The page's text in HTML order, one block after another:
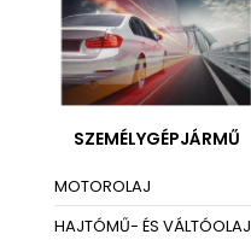
SZEMÉLYGÉPJÁRMŰ
MOTOROLAJ
HAJTÓMŰ- ÉS VÁLTÓOLAJ